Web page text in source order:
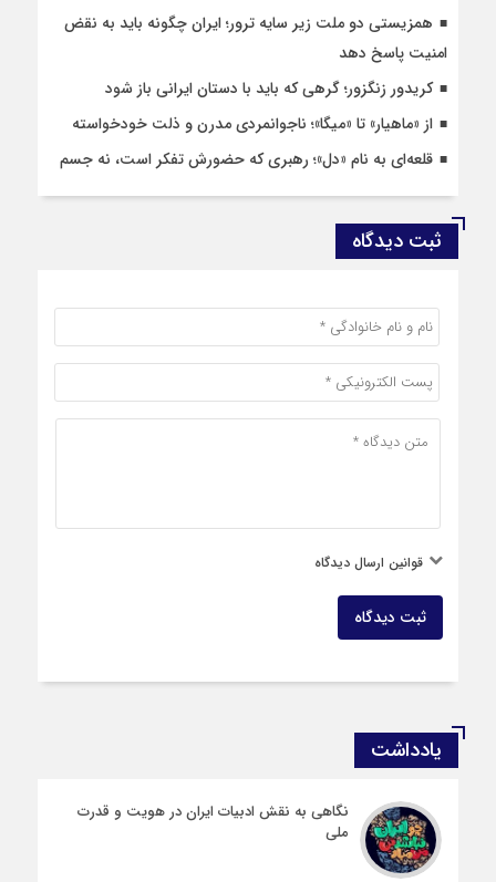
همزیستی دو ملت زیر سایه ترور؛ ایران چگونه باید به نقض
امنیت پاسخ دهد
کریدور زنگزور؛ گرهی که باید با دستان ایرانی باز شود
از «ماهیار» تا «میگا»؛ ناجوانمردی مدرن و ذلت خودخواسته
قلعه‌ای به نام «دل»؛ رهبری که حضورش تفکر است، نه جسم
ثبت دیدگاه
قوانین ارسال دیدگاه
ثبت دیدگاه
یادداشت
نگاهی به نقش ادبیات ایران در هویت و قدرت
ملی